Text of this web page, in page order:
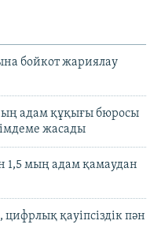
бойкот жариялау
адам құқығы бюросы
жасады
1,5 мың адам қамаудан
қауіпсіздік пән